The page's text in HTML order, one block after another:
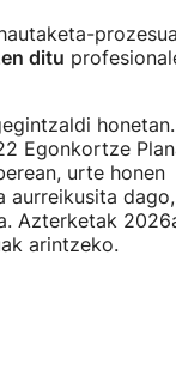
ditu
honetan.
Egonkortze
urte honen
aurreikusita
Azterketak
arintzeko.